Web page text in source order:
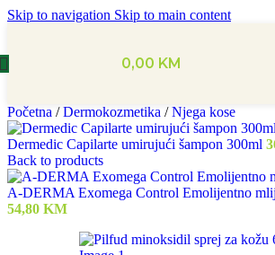
Skip to navigation Skip to main content
0,00 KM
Početna / Dermokozmetika / Njega kose
Dermedic Capilarte umirujući šampon 300ml
Back to products
A-DERMA Exomega Control Emolijentno
54,80 KM